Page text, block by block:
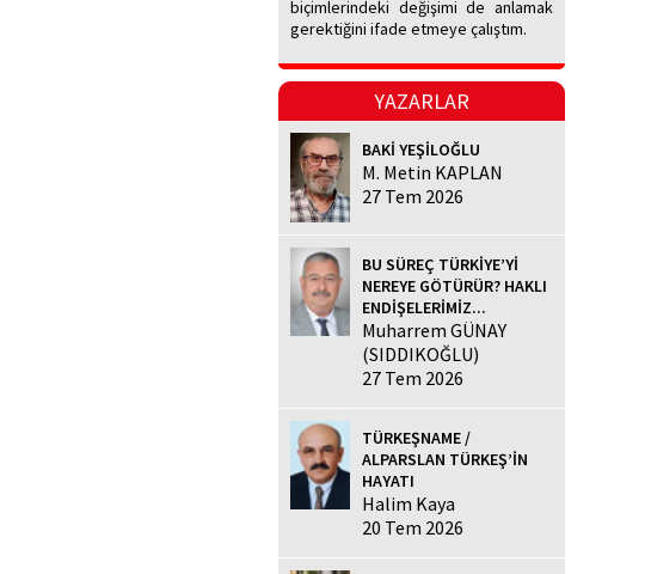
biçimlerindeki değişimi de anlamak
gerektiğini ifade etmeye çalıştım.
YAZARLAR
BAKİ YEŞİLOĞLU
M. Metin KAPLAN
27 Tem 2026
BU SÜREÇ TÜRKİYE’Yİ
NEREYE GÖTÜRÜR? HAKLI
ENDİŞELERİMİZ...
Muharrem GÜNAY
(SIDDIKOĞLU)
27 Tem 2026
TÜRKEŞNAME /
ALPARSLAN TÜRKEŞ’İN
HAYATI
Halim Kaya
20 Tem 2026